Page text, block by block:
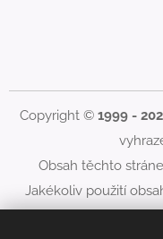
Copyright © 1999 -
Obsah těchto
Jakékoliv použití